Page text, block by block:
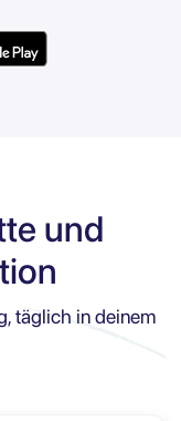
und
täglich in deinem